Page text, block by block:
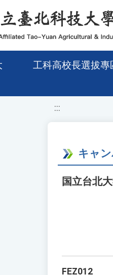
容區位置
工科高校長選拔專
:::
キャ
国立台北
FEZ012